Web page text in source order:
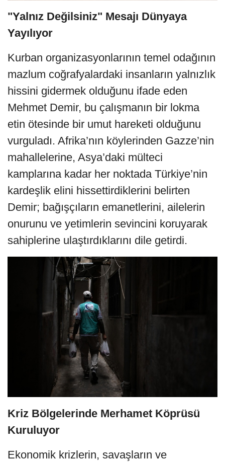
"Yalnız Değilsiniz" Mesajı Dünyaya
Yayılıyor
Kurban organizasyonlarının temel odağının
mazlum coğrafyalardaki insanların yalnızlık
hissini gidermek olduğunu ifade eden
Mehmet Demir, bu çalışmanın bir lokma
etin ötesinde bir umut hareketi olduğunu
vurguladı. Afrika’nın köylerinden Gazze’nin
mahallelerine, Asya’daki mülteci
kamplarına kadar her noktada Türkiye’nin
kardeşlik elini hissettirdiklerini belirten
Demir; bağışçıların emanetlerini, ailelerin
onurunu ve yetimlerin sevincini koruyarak
sahiplerine ulaştırdıklarını dile getirdi.
Kriz Bölgelerinde Merhamet Köprüsü
Kuruluyor
Ekonomik krizlerin, savaşların ve